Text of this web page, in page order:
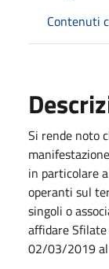
Contenuti
Si rende noto
in particolare
operanti sul
singoli o
affidare Sfilate
02/03/2019